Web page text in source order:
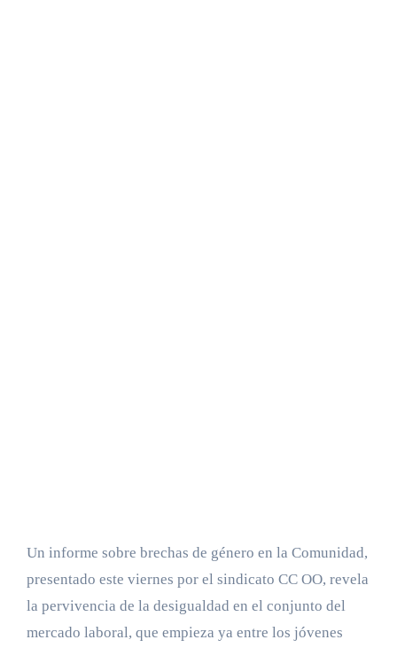
Un informe sobre brechas de género en la Comunidad,
presentado este viernes por el sindicato CC OO, revela
la pervivencia de la desigualdad en el conjunto del
mercado laboral, que empieza ya entre los jóvenes